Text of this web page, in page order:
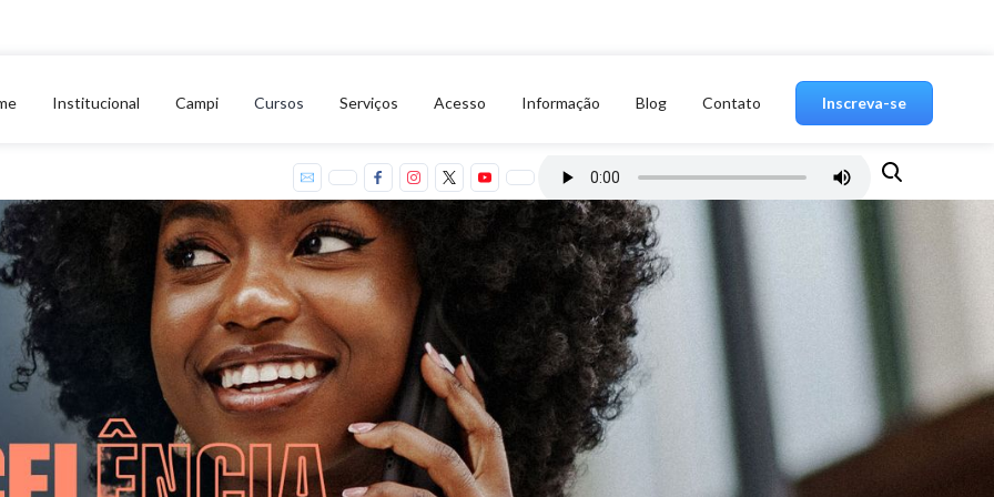
Institucional Campi Cursos Serviços Acesso Informação Blog Contato Inscreva-se